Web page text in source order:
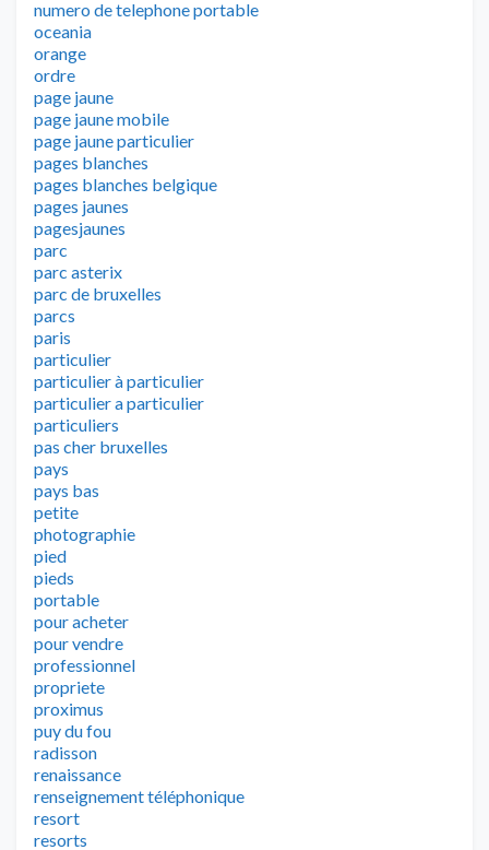
numero de telephone portable
oceania
orange
ordre
page jaune
page jaune mobile
page jaune particulier
pages blanches
pages blanches belgique
pages jaunes
pagesjaunes
parc
parc asterix
parc de bruxelles
parcs
paris
particulier
particulier à particulier
particulier a particulier
particuliers
pas cher bruxelles
pays
pays bas
petite
photographie
pied
pieds
portable
pour acheter
pour vendre
professionnel
propriete
proximus
puy du fou
radisson
renaissance
renseignement téléphonique
resort
resorts